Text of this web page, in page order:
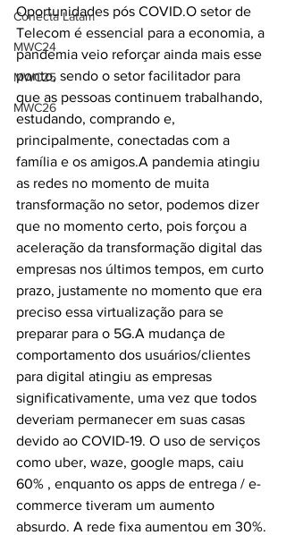
Conecta Latam
MWC24
MWC25
MWC26
Oportunidades pós COVID.O setor de
Telecom é essencial para a economia, a
pandemia veio reforçar ainda mais esse
ponto, sendo o setor facilitador para
que as pessoas continuem trabalhando,
estudando, comprando e,
principalmente, conectadas com a
família e os amigos.A pandemia atingiu
as redes no momento de muita
transformação no setor, podemos dizer
que no momento certo, pois forçou a
aceleração da transformação digital das
empresas nos últimos tempos, em curto
prazo, justamente no momento que era
preciso essa virtualização para se
preparar para o 5G.A mudança de
comportamento dos usuários/clientes
para digital atingiu as empresas
significativamente, uma vez que todos
deveriam permanecer em suas casas
devido ao COVID-19. O uso de serviços
como uber, waze, google maps, caiu
60% , enquanto os apps de entrega / e-
commerce tiveram um aumento
absurdo. A rede fixa aumentou em 30%.